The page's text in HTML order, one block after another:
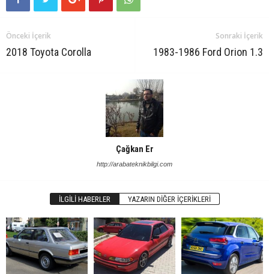
Önceki İçerik
2018 Toyota Corolla
Sonraki İçerik
1983-1986 Ford Orion 1.3
Çağkan Er
http://arabateknikbilgi.com
İLGILI HABERLER YAZARIN DIĞER İÇERIKLERI